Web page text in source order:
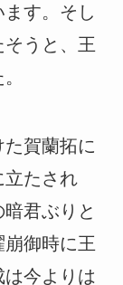
す。そし
うと、王
賀蘭拓に
立たされ
君ぶりと
御時に王
今よりは